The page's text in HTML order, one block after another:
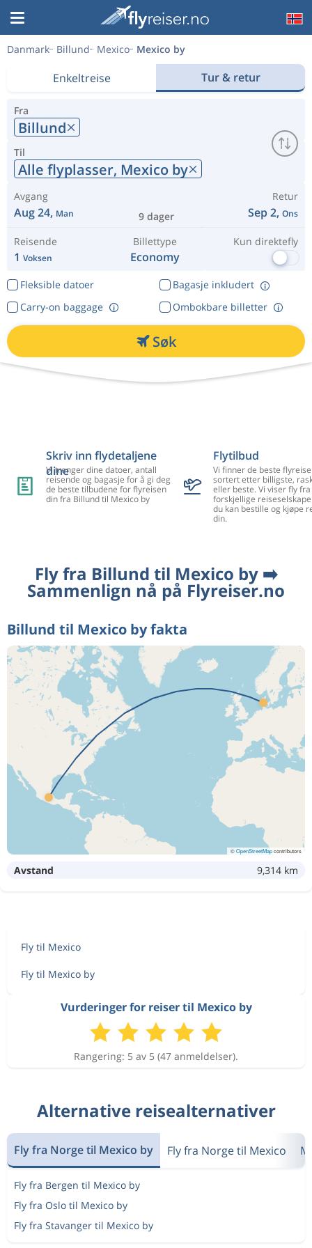
Danmark Billund Mexico Mexico by
Enkeltreise Tur & retur
Fra
Billund
Til
Alle flyplasser, Mexico by
Avgang
Aug 24, Man 9 dager
Retur
Sep 2, Ons
Reisende
1 Voksen
Billettype
Economy
Kun direktefly
Fleksible datoer
Bagasje inkludert
Ombokbare billetter
Carry-on baggage
Søk
Skriv inn flydetaljene
dine
Vi trenger dine datoer, antall
reisende og bagasje for å gi deg
de beste tilbudene for flyreisen
din fra Billund til Mexico by
Flytilbud
Vi finner de beste
sortert etter billigste,
eller beste. Vi viser fly
forskjellige
du kan bestille og kjøpe
din.
Fly fra Billund til Mexico by ➡️
Sammenlign nå på Flyreiser.no
Billund til Mexico by fakta
©OpenStreetMapcontributors
Avstand 9,314 km
Fly til Mexico
Fly til Mexico by
Vurderinger for reiser til Mexico by
Rangering: 5 av 5 (47 anmeldelser).
Alternative reisealternativer
Fly fra Norge til Mexico by Fly fra Norge til Mexico
Fly fra Bergen til Mexico by
Fly fra Oslo til Mexico by
Fly fra Stavanger til Mexico by